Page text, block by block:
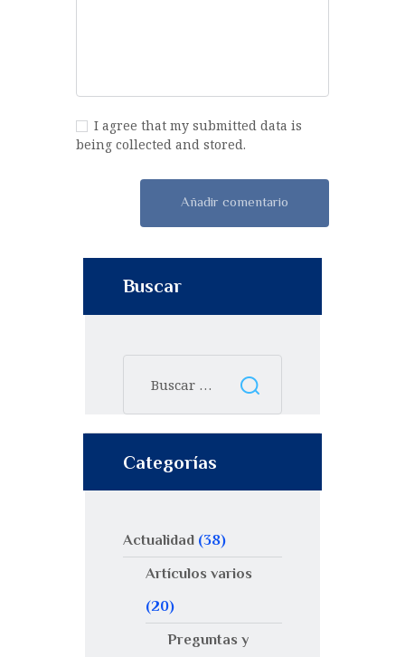
I agree that my submitted data is
being collected and stored.
Buscar
Categorías
Actualidad (38)
Artículos varios
(20)
Preguntas y